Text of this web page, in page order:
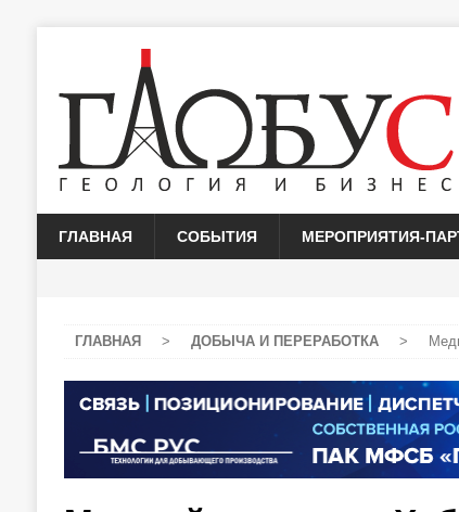
ГЛАВНАЯ СОБЫТИЯ МЕРОПРИЯТИЯ-
ГЛАВНАЯ > ДОБЫЧА И ПЕРЕРАБОТКА >